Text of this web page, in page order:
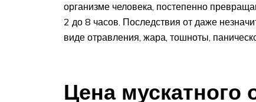
организме человека, постепенно
2 до 8 часов. Последствия от даже
виде отравления, жара, тошноты,
Цена мускатного